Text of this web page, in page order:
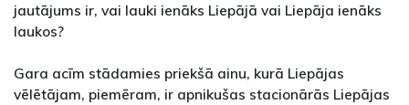
jautājums ir, vai lauki ienāks Liepājā vai Liepāja ienāks
laukos?
Gara acīm stādamies priekšā ainu, kurā Liepājas
vēlētājam, piemēram, ir apnikušas stacionārās Liepājas